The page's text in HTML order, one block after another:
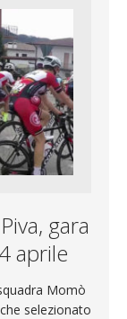
gara
aprile
Momò
selezionato